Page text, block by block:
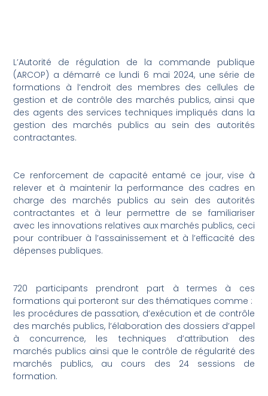
L’Autorité de régulation de la commande publique
(ARCOP) a démarré ce lundi 6 mai 2024, une série de
formations à l’endroit des membres des cellules de
gestion et de contrôle des marchés publics, ainsi que
des agents des services techniques impliqués dans la
gestion des marchés publics au sein des autorités
contractantes.
Ce renforcement de capacité entamé ce jour, vise à
relever et à maintenir la performance des cadres en
charge des marchés publics au sein des autorités
contractantes et à leur permettre de se familiariser
avec les innovations relatives aux marchés publics, ceci
pour contribuer à l’assainissement et à l’efficacité des
dépenses publiques.
720 participants prendront part à termes à ces
formations qui porteront sur des thématiques comme :
les procédures de passation, d’exécution et de contrôle
des marchés publics, l’élaboration des dossiers d’appel
à concurrence, les techniques d’attribution des
marchés publics ainsi que le contrôle de régularité des
marchés publics, au cours des 24 sessions de
formation.